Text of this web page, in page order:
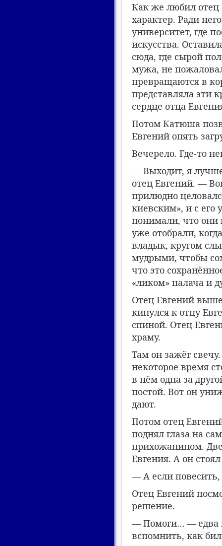
Как же любил отец
характер. Ради
университет, где
искусства.
сюда, где сырой
мужа, не
превращаются в
представляла эти
сердце отца
Потом Катюша
Евгений опять
Вечерело. Где-то
— Выходит, я
отец Евгений. —
прилюдно
киевским», и с
понимали, что они
уже отобрали,
владык, кругом
мудрыми, чтобы
что это
«ликом» палача и
Отец Евгений
кинулся к отцу
спиной. Отец
храму.
Там он зажёг
некоторое время
в нём одна за
постой. Вот он
дают.
Потом отец
поднял глаза на
прихожанином.
Евгения. А он
— А если повесить,
Отец Евгений
решение.
— Помоги… — едва
вспомнить, как